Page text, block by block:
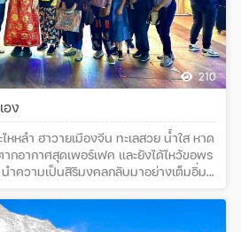
อง
210
หหลำ ฮาวายเมืองจีน ทะเลสวย น้ำใส หาด
กอากาศสุดเพอร์เฟค และยังได้ไหว้ขอพร
ำความเป็นสิริมงคลกลับมาอย่างเต็มอิ่ม
ณสุณี อัจฉริยาภรณ์ และครอบครัวด้วย
เที่ยวกับกัสโต้ค่ะโปรแกรมทัวร์ : ทัวร์
Flower Island 5 วัน 4 คืน (3U)